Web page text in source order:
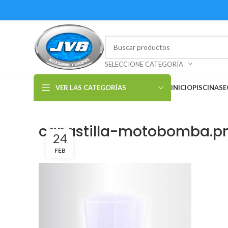
SELECCIONE CATEGORÍA
VER LAS CATEGORÍAS INICIOPISCINAS
canastilla-
24
FEB